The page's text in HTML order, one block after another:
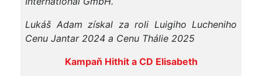
Lukáš Adam získal za roli Luigiho Lucheniho
Cenu Jantar 2024 a Cenu Thálie 2025
Kampaň Hithit a CD Elisabeth